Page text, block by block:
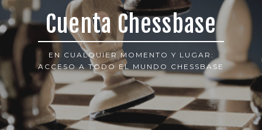
Cuenta Chessbase
EN CUALQUIER MOMENTO Y LUGAR:
ACCESO A TODO EL MUNDO CHESSBASE